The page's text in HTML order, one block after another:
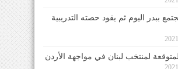
ببدر اليوم ثم يقود حصته التدريبية
لمنتخب لبنان في مواجهة الأردن